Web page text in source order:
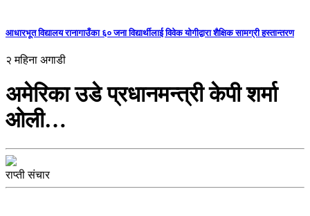
आधारभूत विद्यालय रानागाउँका ६० जना विद्यार्थीलाई विवेक योगीद्वारा शैक्षिक सामग्री हस्तान्तरण
२ महिना अगाडी
अमेरिका उडे प्रधानमन्त्री केपी शर्मा
ओली…
राप्ती संचार